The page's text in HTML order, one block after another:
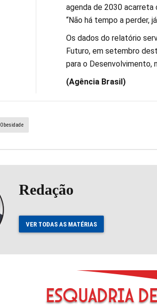
agenda de 2030 acarreta
“Não há tempo a perder,
Os dados do relatório
Futuro, em setembro
para o Desenvolvimento,
(Agência Brasil)
Obesidade
Redação
VER TODAS AS MATÉRIAS